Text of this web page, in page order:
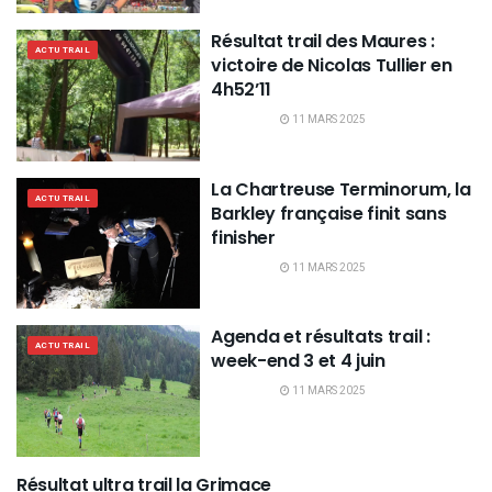
ACTU TRAIL
Résultat trail des Maures :
victoire de Nicolas Tullier en
4h52’11
11 MARS 2025
ACTU TRAIL
La Chartreuse Terminorum, la
Barkley française finit sans
finisher
11 MARS 2025
ACTU TRAIL
Agenda et résultats trail :
week-end 3 et 4 juin
11 MARS 2025
Résultat ultra trail la Grimace